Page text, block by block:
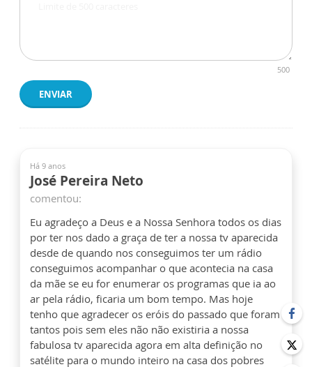
500
ENVIAR
Há 9 anos
José Pereira Neto
comentou:
Eu agradeço a Deus e a Nossa Senhora todos os dias
por ter nos dado a graça de ter a nossa tv aparecida
desde de quando nos conseguimos ter um rádio
conseguimos acompanhar o que acontecia na casa
da mãe se eu for enumerar os programas que ia ao
ar pela rádio, ficaria um bom tempo. Mas hoje
tenho que agradecer os eróis do passado que foram
tantos pois sem eles não não existiria a nossa
fabulosa tv aparecida agora em alta definição no
satélite para o mundo inteiro na casa dos pobres